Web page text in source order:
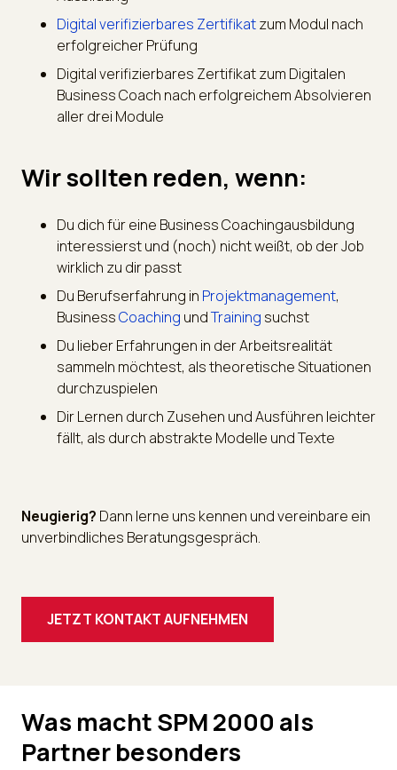
Digital verifizierbares Zertifikatzum Modul nach
erfolgreicher Prüfung
Digital verifizierbares Zertifikat zum Digitalen
Business Coach nach erfolgreichem Absolvieren
aller drei Module
Wir sollten reden, wenn:
Du dich für eine Business Coachingausbildung
interessierst und (noch) nicht weißt, ob der Job
wirklich zu dir passt
Du Berufserfahrung in Projektmanagement,
BusinessCoaching undTraining suchst
Du lieber Erfahrungen in der Arbeitsrealität
sammeln möchtest, als theoretische Situationen
durchzuspielen
Dir Lernen durch Zusehen und Ausführen leichter
fällt, als durch abstrakte Modelle und Texte
Neugierig? Dann lerne uns kennen und vereinbare ein
unverbindliches Beratungsgespräch.
JETZT KONTAKT AUFNEHMEN
Was macht SPM 2000 als
Partner besonders